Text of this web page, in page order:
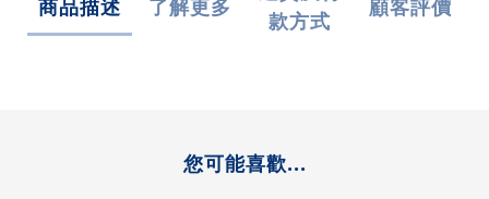
商品描述 了解更多
款方式
顧客評價
您可能喜歡...